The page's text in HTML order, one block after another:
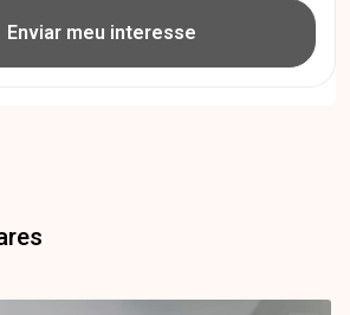
Enviar meu interesse